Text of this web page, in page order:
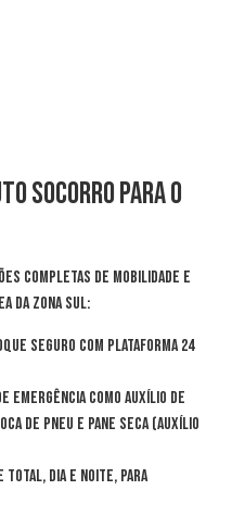
Socorro para o
completas de mobilidade e
da Zona Sul:
seguro com plataforma 24
emergência como Auxílio de
de Pneu e Pane Seca (Auxílio
total, dia e noite, para